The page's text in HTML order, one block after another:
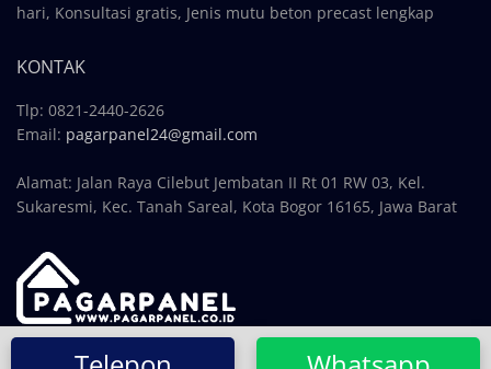
hari, Konsultasi gratis, Jenis mutu beton precast lengkap
KONTAK
Tlp: 0821-2440-2626
Email: pagarpanel24@gmail.com
Alamat: Jalan Raya Cilebut Jembatan II Rt 01 RW 03, Kel.
Sukaresmi, Kec. Tanah Sareal, Kota Bogor 16165, Jawa Barat
Copyright © 2024, PAGARPANEL.CO.ID